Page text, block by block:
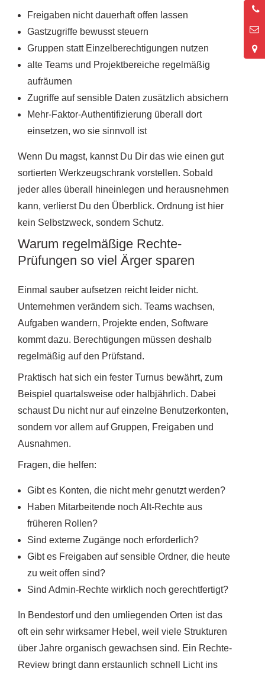
Freigaben nicht dauerhaft offen lassen
Gastzugriffe bewusst steuern
Gruppen statt Einzelberechtigungen nutzen
alte Teams und Projektbereiche regelmäßig
aufräumen
Zugriffe auf sensible Daten zusätzlich absichern
Mehr-Faktor-Authentifizierung überall dort
einsetzen, wo sie sinnvoll ist
Wenn Du magst, kannst Du Dir das wie einen gut
sortierten Werkzeugschrank vorstellen. Sobald
jeder alles überall hineinlegen und herausnehmen
kann, verlierst Du den Überblick. Ordnung ist hier
kein Selbstzweck, sondern Schutz.
Warum regelmäßige Rechte-
Prüfungen so viel Ärger sparen
Einmal sauber aufsetzen reicht leider nicht.
Unternehmen verändern sich. Teams wachsen,
Aufgaben wandern, Projekte enden, Software
kommt dazu. Berechtigungen müssen deshalb
regelmäßig auf den Prüfstand.
Praktisch hat sich ein fester Turnus bewährt, zum
Beispiel quartalsweise oder halbjährlich. Dabei
schaust Du nicht nur auf einzelne Benutzerkonten,
sondern vor allem auf Gruppen, Freigaben und
Ausnahmen.
Fragen, die helfen:
Gibt es Konten, die nicht mehr genutzt werden?
Haben Mitarbeitende noch Alt-Rechte aus
früheren Rollen?
Sind externe Zugänge noch erforderlich?
Gibt es Freigaben auf sensible Ordner, die heute
zu weit offen sind?
Sind Admin-Rechte wirklich noch gerechtfertigt?
In Bendestorf und den umliegenden Orten ist das
oft ein sehr wirksamer Hebel, weil viele Strukturen
über Jahre organisch gewachsen sind. Ein Rechte-
Review bringt dann erstaunlich schnell Licht ins